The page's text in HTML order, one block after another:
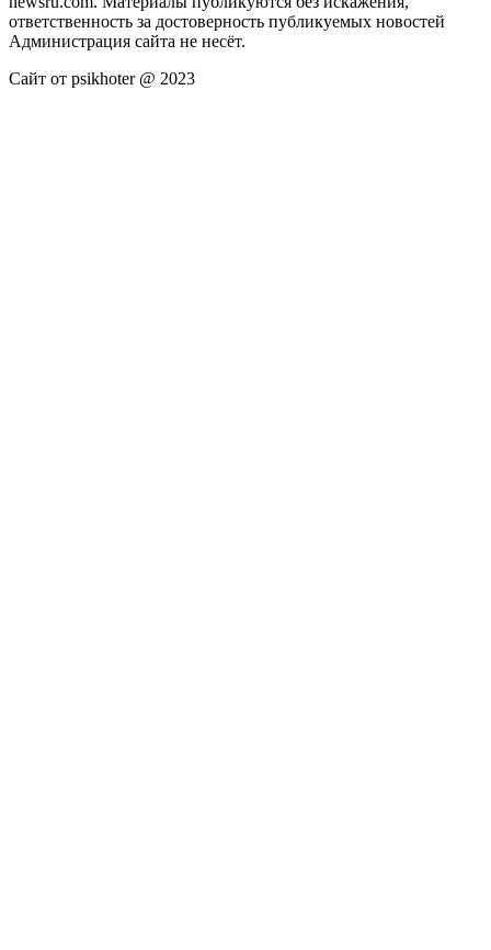
ответственность за достоверность публикуемых новостей
Администрация сайта не несёт.
Сайт от psikhoter @ 2023